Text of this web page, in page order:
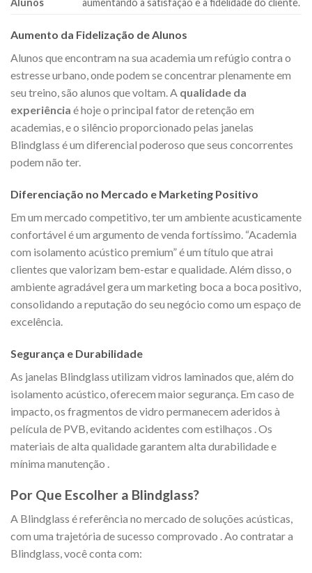
Alunos
aumentando a satisfação e a fidelidade do cliente.
Aumento da Fidelização de Alunos
Alunos que encontram na sua academia um refúgio contra o
estresse urbano, onde podem se concentrar plenamente em
seu treino, são alunos que voltam. A qualidade da
experiência é hoje o principal fator de retenção em
academias, e o silêncio proporcionado pelas janelas
Blindglass é um diferencial poderoso que seus concorrentes
podem não ter.
Diferenciação no Mercado e Marketing Positivo
Em um mercado competitivo, ter um ambiente acusticamente
confortável é um argumento de venda fortíssimo. “Academia
com isolamento acústico premium” é um título que atrai
clientes que valorizam bem-estar e qualidade. Além disso, o
ambiente agradável gera um marketing boca a boca positivo,
consolidando a reputação do seu negócio como um espaço de
excelência.
Segurança e Durabilidade
As janelas Blindglass utilizam vidros laminados que, além do
isolamento acústico, oferecem maior segurança. Em caso de
impacto, os fragmentos de vidro permanecem aderidos à
película de PVB, evitando acidentes com estilhaços . Os
materiais de alta qualidade garantem alta durabilidade e
mínima manutenção
Por Que Escolher a Blindglass?
A Blindglass é referência no mercado de soluções acústicas,
com uma trajetória de sucesso comprovado . Ao contratar a
Blindglass, você conta com: